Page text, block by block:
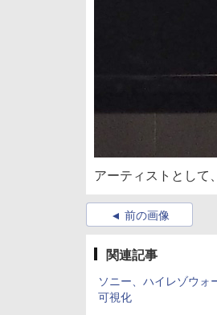
アーティストとして
前の画像
関連記事
ソニー、ハイレゾウォ
可視化